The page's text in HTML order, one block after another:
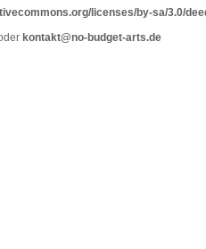
licenses/by-sa/3.0/
kontakt@no-budget-arts.de